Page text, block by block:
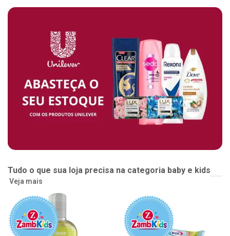
Tudo o que sua loja precisa na categoria baby e kids
Veja mais